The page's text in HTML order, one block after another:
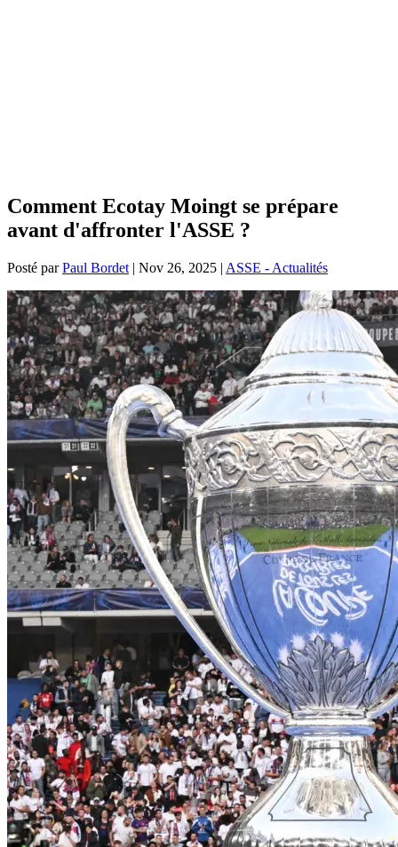
Comment Ecotay Moingt se prépare
avant d'affronter l'ASSE ?
Posté parPaul Bordet | Nov 26, 2025 | ASSE - Actualités